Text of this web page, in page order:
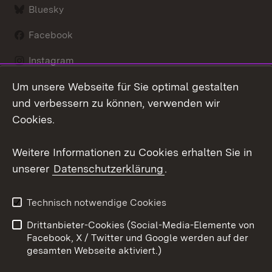
Bluesky
Facebook
Instagram
LinkedIn
Datenschutz
Barrierefreiheit
Impressum
Cookies
Um unsere Webseite für Sie optimal gestalten
und verbessern zu können, verwenden wir
Cookies.
Weitere Informationen zu Cookies erhalten Sie in
unserer Datenschutzerklärung.
Technisch notwendige Cookies
Drittanbieter-Cookies (Social-Media-Elemente von
Facebook, X / Twitter und Google werden auf der
gesamten Webseite aktiviert.)